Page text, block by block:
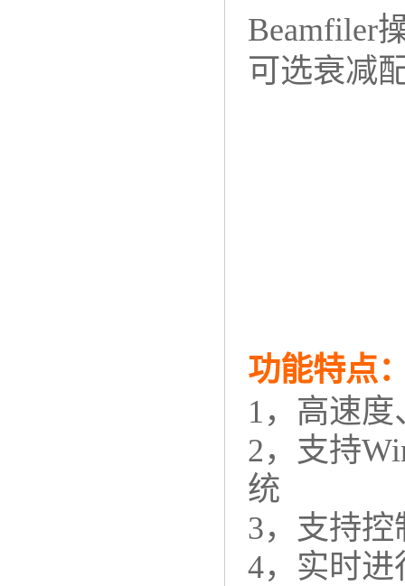
Beamfiler
可选衰减
功能特点
1，高速
2，支持
统
3，支持
4，实时